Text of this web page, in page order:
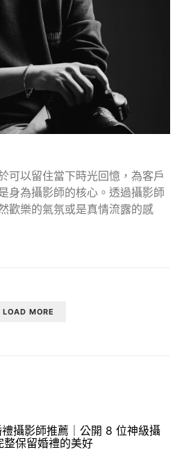
可以留住當下時光回憶，為客戶
身為攝影師的核心。透過攝影師
歡樂的氣氛或是真情流露的感
LOAD MORE
攝影師推薦｜公開 8 位神級攝
整保留婚禮的美好